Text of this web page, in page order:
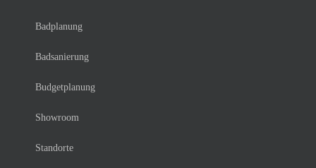
Badplanung
Badsanierung
Budgetplanung
Showroom
Standorte